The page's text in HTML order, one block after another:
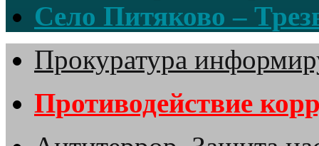
Село Питяково –
Прокуратура
Противодействие